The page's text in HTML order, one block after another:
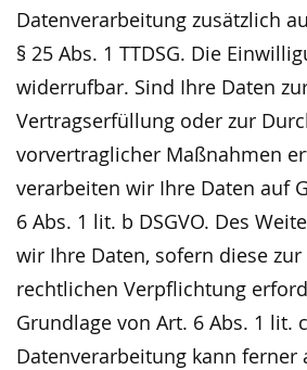
Datenverarbeitung zusätzlich
§ 25 Abs. 1 TTDSG. Die
widerrufbar. Sind Ihre Daten
Vertragserfüllung oder zur
vorvertraglicher Maßnahmen
verarbeiten wir Ihre Daten auf
6 Abs. 1 lit. b DSGVO. Des
wir Ihre Daten, sofern diese
rechtlichen Verpflichtung
Grundlage von Art. 6 Abs. 1 lit.
Datenverarbeitung kann ferner